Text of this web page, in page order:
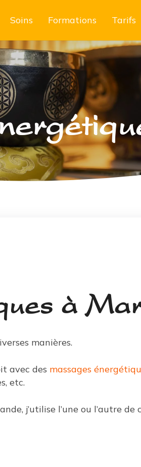
Soins Formations Tarifs
à
manières.
avec des massages
etc.
j’utilise l’une ou l’autre de